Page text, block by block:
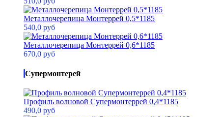
Металлочерепица Монтеррей 0,5*1185
540,0 руб
Металлочерепица Монтеррей 0,6*1185
670,0 руб
Супермонтерей
Профиль волновой Супермонтеррей 0,4*1185
490,0 руб